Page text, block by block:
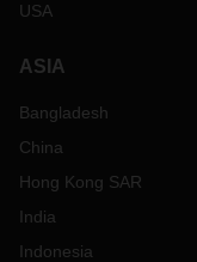
USA
ASIA
Bangladesh
China
Hong Kong SAR
India
Indonesia